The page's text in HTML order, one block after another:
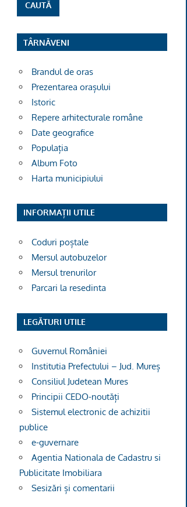
TÂRNĂVENI
Brandul de oras
Prezentarea orașului
Istoric
Repere arhitecturale române
Date geografice
Populația
Album Foto
Harta municipiului
INFORMAȚII UTILE
Coduri poștale
Mersul autobuzelor
Mersul trenurilor
Parcari la resedinta
LEGĂTURI UTILE
Guvernul României
Institutia Prefectului – Jud. Mureș
Consiliul Judetean Mures
Principii CEDO-noutăți
Sistemul electronic de achizitii
publice
e-guvernare
Agentia Nationala de Cadastru si
Publicitate Imobiliara
Sesizări și comentarii